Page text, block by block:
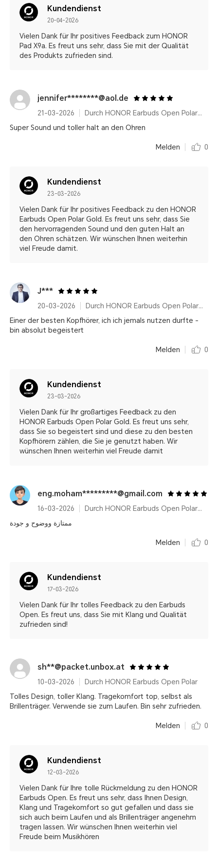
Kundendienst
20-04-2026
Vielen Dank für Ihr positives Feedback zum HONOR
Pad X9a. Es freut uns sehr, dass Sie mit der Qualität
des Produkts zufrieden sind.
jennifer********@aol.de
21-03-2026
Durch HONOR Earbuds Open Polar Gold
Super Sound und toller halt an den Ohren
Melden 0
Kundendienst
23-03-2026
Vielen Dank für Ihr positives Feedback zu den HONOR
Earbuds Open Polar Gold. Es freut uns sehr, dass Sie
den hervorragenden Sound und den guten Halt an
den Ohren schätzen. Wir wünschen Ihnen weiterhin
viel Freude damit.
J***
20-03-2026
Durch HONOR Earbuds Open Polar Gold
Einer der besten Kopfhörer, ich ich jemals nutzen durfte -
bin absolut begeistert
Melden 0
Kundendienst
23-03-2026
Vielen Dank für Ihr großartiges Feedback zu den
HONOR Earbuds Open Polar Gold. Es freut uns sehr,
dass Sie so begeistert sind und diese zu den besten
Kopfhörern zählen, die Sie je genutzt haben. Wir
wünschen Ihnen weiterhin viel Freude damit
eng.moham*********@gmail.com
16-03-2026
Durch HONOR Earbuds Open Polar Gold
ممتازة ووضوح و جودة
Melden 0
Kundendienst
17-03-2026
Vielen Dank für Ihr tolles Feedback zu den Earbuds
Open. Es freut uns, dass Sie mit Klang und Qualität
zufrieden sind!
sh**@packet.unbox.at
10-03-2026
Durch HONOR Earbuds Open Polar
Tolles Design, toller Klang. Tragekomfort top, selbst als
Brillenträger. Verwende sie zum Laufen. Bin sehr zufrieden.
Melden 0
Kundendienst
12-03-2026
Vielen Dank für Ihre tolle Rückmeldung zu den HONOR
Earbuds Open. Es freut uns sehr, dass Ihnen Design,
Klang und Tragekomfort so gut gefallen und dass sie
sich auch beim Laufen und als Brillenträger angenehm
tragen lassen. Wir wünschen Ihnen weiterhin viel
Freude beim Musikhören